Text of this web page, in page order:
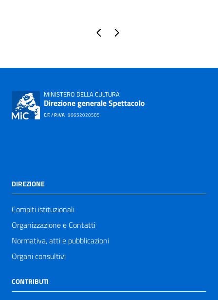
Pagina precedente
MINISTERO DELLA CULTURA
Direzione generale Spettacolo
C.F. / P.IVA 96652020585
DIREZIONE
Compiti istituzionali
Organizzazione e Contatti
Normativa, atti e pubblicazioni
Organi consultivi
CONTRIBUTI